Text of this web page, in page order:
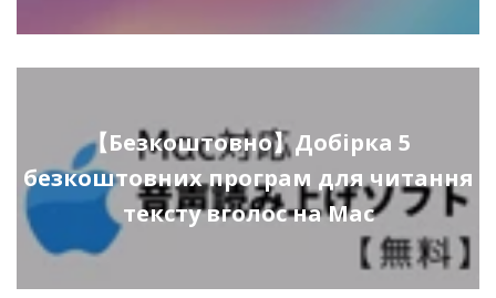
【Безкоштовно】Добірка 5
безкоштовних програм для читання
тексту вголос на Mac